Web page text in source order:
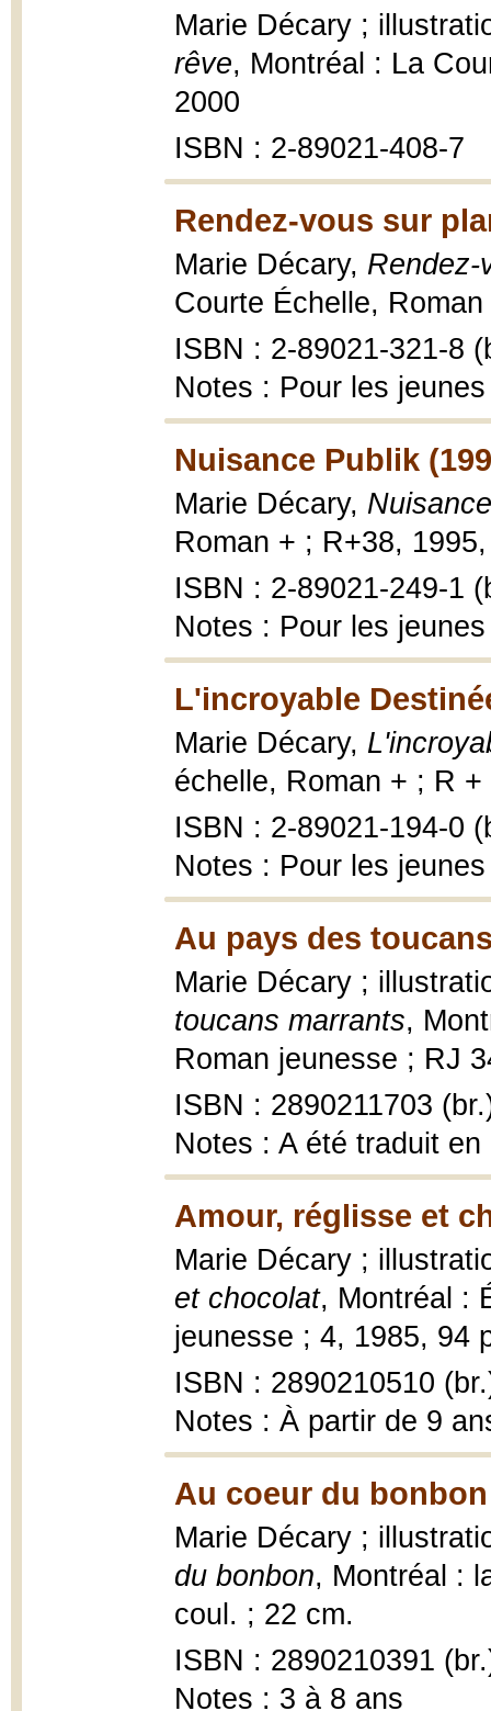
Marie Décary ;
rêve, Montréal : La
2000
ISBN : 2-89021-408-7
Rendez-vous sur
Marie Décary, Rendez-
Courte Échelle,
ISBN : 2-89021-321-8
Notes : Pour les jeunes
Nuisance Publik
Marie Décary,
Roman + ; R+38,
ISBN : 2-89021-249-1
Notes : Pour les jeunes
L'incroyable
Marie Décary,
échelle, Roman + ; R
ISBN : 2-89021-194-0
Notes : Pour les jeunes
Au pays des
Marie Décary ;
toucans marrants,
Roman jeunesse ; RJ
ISBN : 2890211703
Notes : A été traduit
Amour, réglisse et
Marie Décary ;
et chocolat, Montréal :
jeunesse ; 4, 1985, 94
ISBN : 2890210510
Notes : À partir de 9
Au coeur du bonbon
Marie Décary ;
du bonbon, Montréal :
coul. ; 22 cm.
ISBN : 2890210391
Notes : 3 à 8 ans